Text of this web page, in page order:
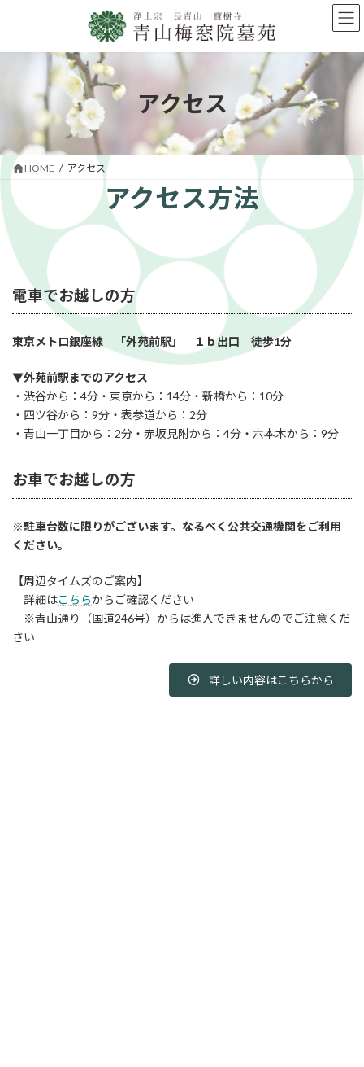
ン
プ
ー
動
アクセス
HOME アクセス
アクセス方法
電車でお越しの方
東京メトロ銀座線 「外苑前駅」 １ｂ出口 徒歩1分
▼外苑前駅までのアクセス
・渋谷から：4分・東京から：14分・新橋から：10分
・四ツ谷から：9分・表参道から：2分
・青山一丁目から：2分・赤坂見附から：4分・六本木から：9分
お車でお越しの方
※駐車台数に限りがございます。なるべく公共交通機関をご利用
ください。
【周辺タイムズのご案内】
詳細はこちらからご確認ください
※青山通り（国道246号）からは進入できませんのでご注意くだ
さい
詳しい内容はこちらから